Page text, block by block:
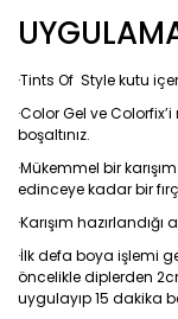
·Tints Of Style kutu
·Color Gel ve
boşaltınız.
·Mükemmel bir
edinceye kadar bir
·Karışım
·İlk defa boya işlemi
öncelikle diplerden
uygulayıp 15 dakika